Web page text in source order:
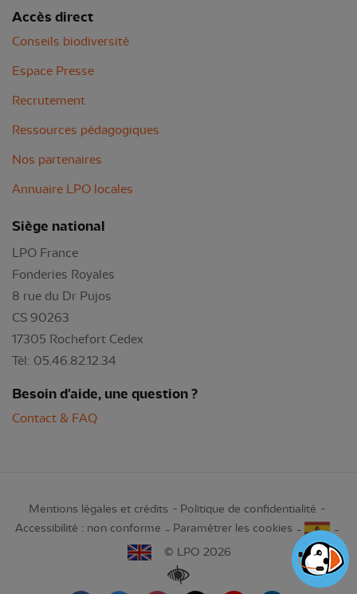
Accès direct
Conseils biodiversité
Espace Presse
Recrutement
Ressources pédagogiques
Nos partenaires
Annuaire LPO locales
Siège national
LPO France
Fonderies Royales
8 rue du Dr Pujos
CS 90263
17305 Rochefort Cedex
Tél: 05.46.82.12.34
Besoin d'aide, une question ?
Contact & FAQ
Mentions légales et crédits
Politique de confidentialité
Accessibilité : non conforme
Paramétrer les cookies
© LPO 2026
Renforcer les contrastes